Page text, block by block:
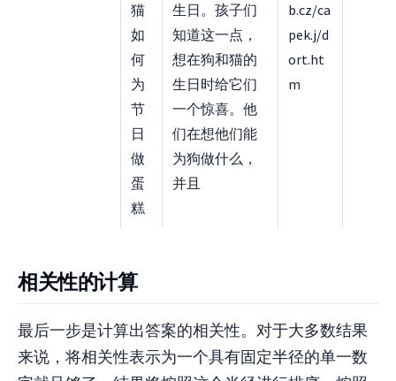
猫
如
何
为
节
日
做
蛋
糕
生日。孩子们
知道这一点，
想在狗和猫的
生日时给它们
一个惊喜。他
们在想他们能
为狗做什么，
并且
b.cz/ca
pek.j/d
ort.ht
m
相关性的计算
最后一步是计算出答案的相关性。对于大多数结果
来说，将相关性表示为一个具有固定半径的单一数